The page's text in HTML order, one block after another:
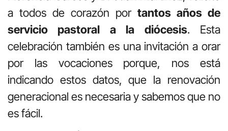
a todos de corazón por tantos años de
servicio pastoral a la diócesis. Esta
celebración también es una invitación a orar
por las vocaciones porque, nos está
indicando estos datos, que la renovación
generacional es necesaria y sabemos que no
es fácil.